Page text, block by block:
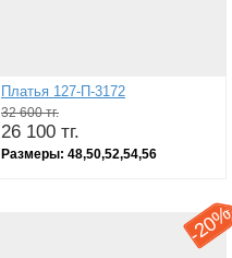
Платья 127-П-3172
32 600 тг.
26 100 тг.
Размеры: 48,50,52,54,56
-